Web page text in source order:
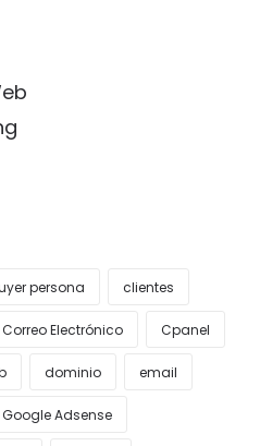
persona clientes
Correo Electrónico Cpanel
dominio email
Google Adsense